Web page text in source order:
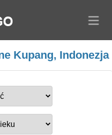
Kupang, Indonezja